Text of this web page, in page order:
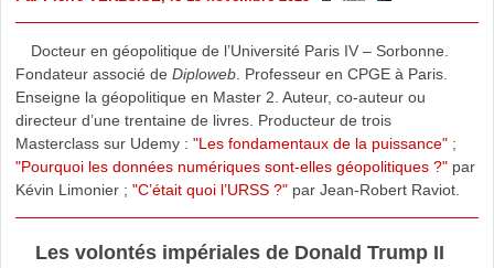
Docteur en géopolitique de l’Université Paris IV – Sorbonne.
Fondateur associé de Diploweb. Professeur en CPGE à Paris.
Enseigne la géopolitique en Master 2. Auteur, co-auteur ou
directeur d’une trentaine de livres. Producteur de trois
Masterclass sur Udemy : "Les fondamentaux de la puissance";
"Pourquoi les données numériques sont-elles géopolitiques ?"par
Kévin Limonier ; "C’était quoi l’URSS ?"par Jean-Robert Raviot.
Les volontés impériales de Donald Trump II